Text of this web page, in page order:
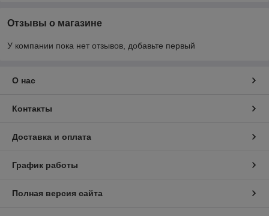
Отзывы о магазине
У компании пока нет отзывов, добавьте первый
О нас
Контакты
Доставка и оплата
График работы
Полная версия сайта